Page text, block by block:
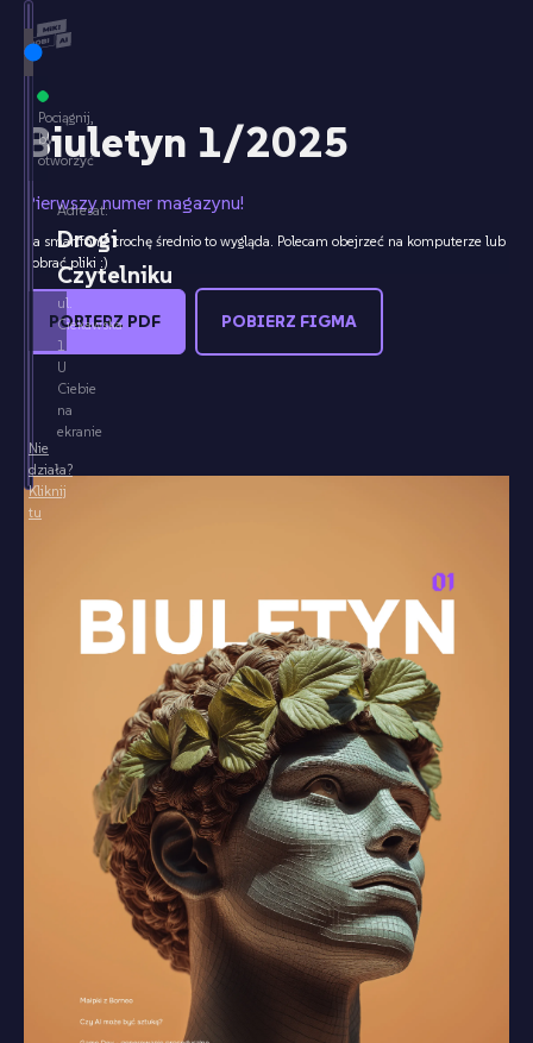
Biuletyn 1/2025
Pierwszy numer magazynu!
Na smartfonie trochę średnio to wygląda. Polecam obejrzeć na komputerze lub
pobrać pliki :)
POBIERZ PDF POBIERZ FIGMA
Pociągnij,
by
otworzyć
Adresat:
Drogi
Czytelniku
ul.
Ciekawska
1
U
Ciebie
na
ekranie
Nie
działa?
Kliknij
tu